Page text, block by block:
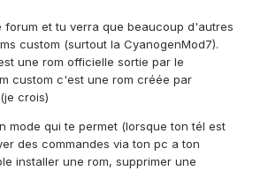
forum et tu verra que beaucoup d'autres
custom (surtout la CyanogenMod7).
une rom officielle sortie par le
custom c'est une rom créée par
crois)
mode qui te permet (lorsque ton tél est
des commandes via ton pc a ton
installer une rom, supprimer une